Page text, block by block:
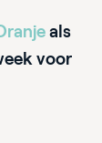
als
voor